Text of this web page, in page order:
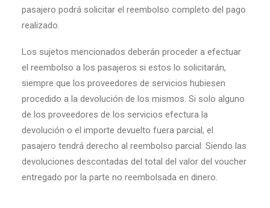
pasajero podrá solicitar el reembolso completo del pago
realizado.
Los sujetos mencionados deberán proceder a efectuar
el reembolso a los pasajeros si estos lo solicitarán,
siempre que los proveedores de servicios hubiesen
procedido a la devolución de los mismos. Si solo alguno
de los proveedores de los servicios efectura la
devolución o el importe devuelto fuera parcial, el
pasajero tendrá derecho al reembolso parcial. Siendo las
devoluciones descontadas del total del valor del voucher
entregado por la parte no reembolsada en dinero.